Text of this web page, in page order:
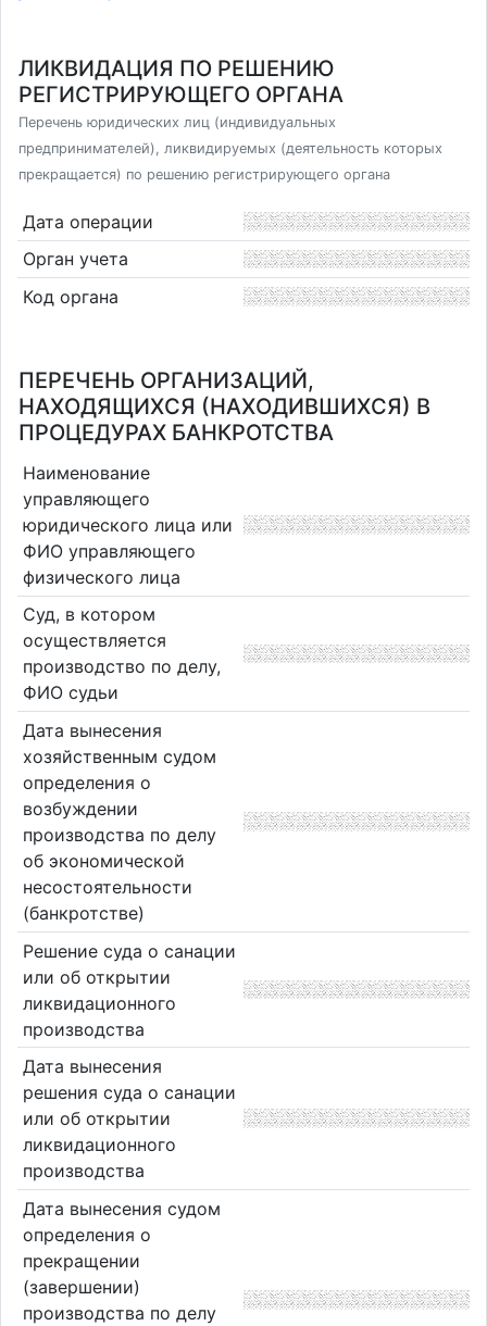
ЛИКВИДАЦИЯ ПО РЕШЕНИЮ
РЕГИСТРИРУЮЩЕГО ОРГАНА
Перечень юридических лиц (индивидуальных
предпринимателей), ликвидируемых (деятельность которых
прекращается) по решению регистрирующего органа
Дата операции
Орган учета
Код органа
ПЕРЕЧЕНЬ ОРГАНИЗАЦИЙ,
НАХОДЯЩИХСЯ (НАХОДИВШИХСЯ) В
ПРОЦЕДУРАХ БАНКРОТСТВА
Наименование
управляющего
юридического лица или
ФИО управляющего
физического лица
Суд, в котором
осуществляется
производство по делу,
ФИО судьи
Дата вынесения
хозяйственным судом
определения о
возбуждении
производства по делу
об экономической
несостоятельности
(банкротстве)
Решение суда о санации
или об открытии
ликвидационного
производства
Дата вынесения
решения суда о санации
или об открытии
ликвидационного
производства
Дата вынесения судом
определения о
прекращении
(завершении)
производства по делу